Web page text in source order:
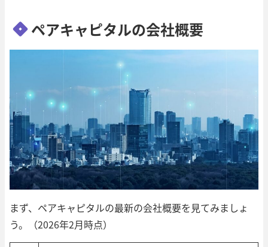
ペアキャピタルの会社概要
まず、ペアキャピタルの最新の会社概要を見てみましょ
う。（2026年2月時点）